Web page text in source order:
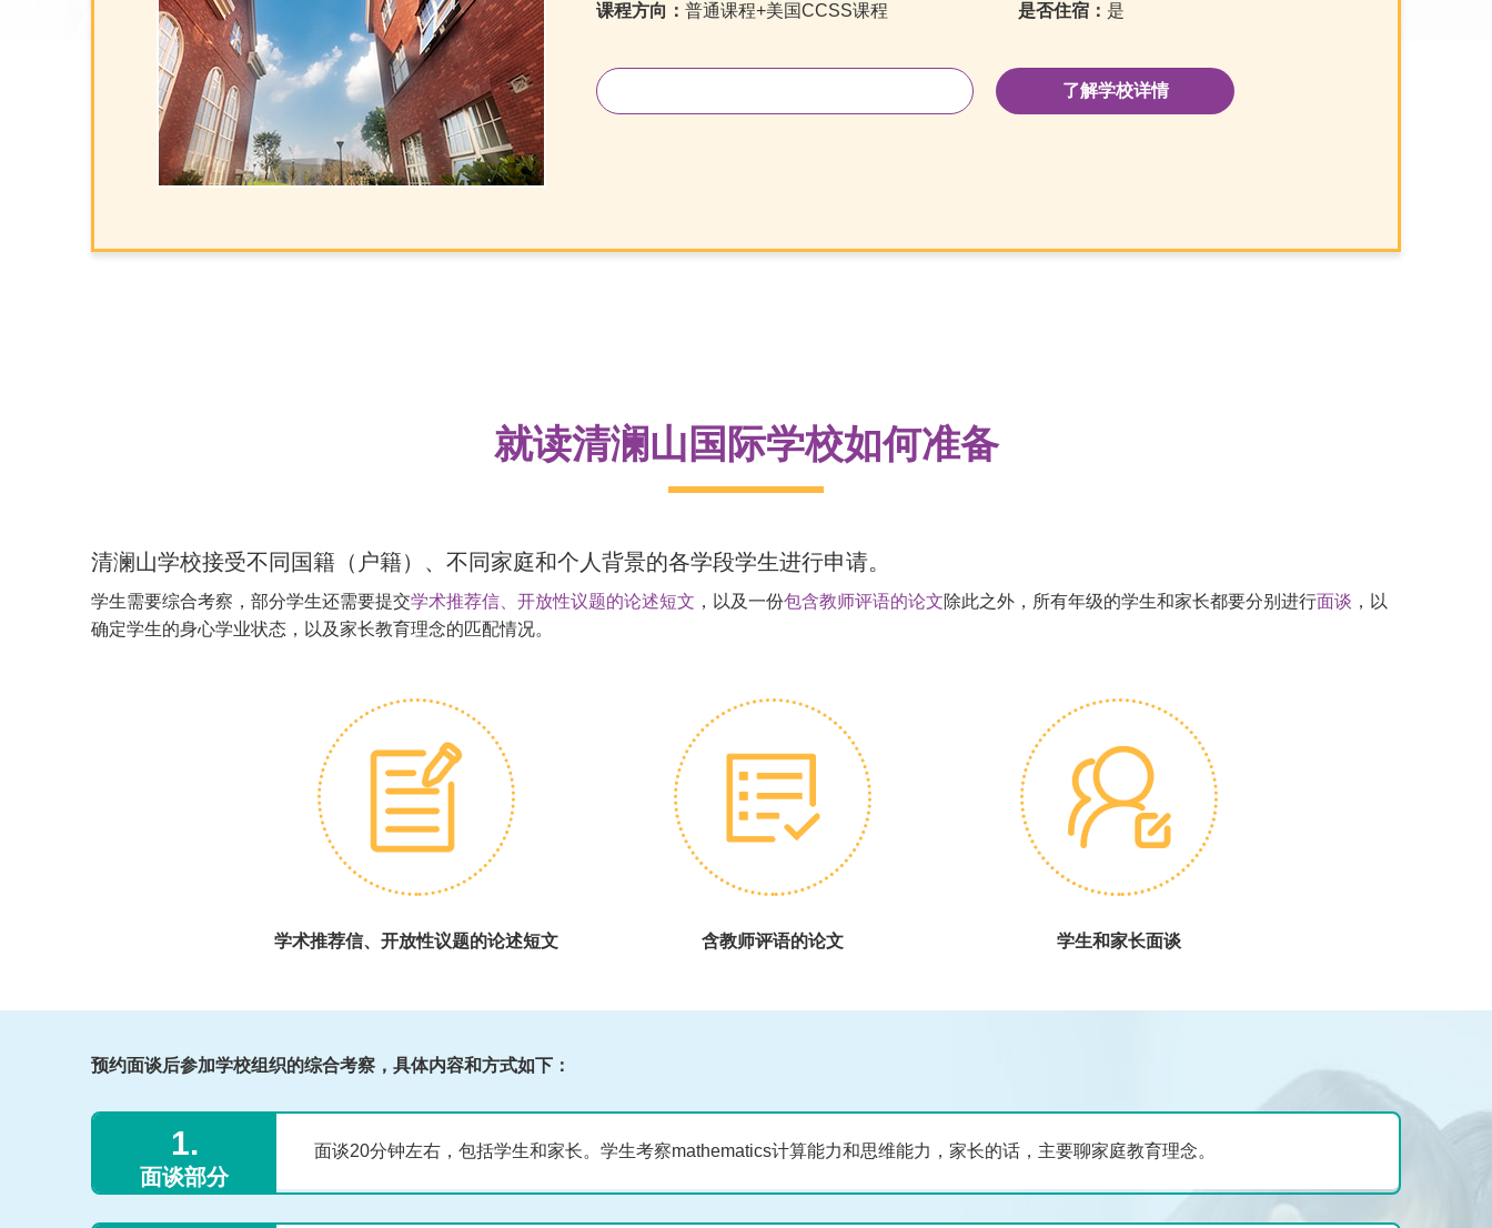
课程方向： 普通课程+美国CCSS课程
是否住宿： 是
了解学校详情
就读清澜山国际学校如何准备
清澜山学校接受不同国籍（户籍）、不同家庭和个人背景的各学段学生进行申请。
学生需要综合考察，部分学生还需要提交学术推荐信、开放性议题的论述短文 ，以及一份包含教师评语的论文除此之外，所有年级的学生和家长都要分别进行面谈 ，以
确定学生的身心学业状态，以及家长教育理念的匹配情况。
学术推荐信、开放性议题的论述短文 含教师评语的论文 学生和家长面谈
预约面谈后参加学校组织的综合考察，具体内容和方式如下：
1.
面谈部分
面谈20分钟左右，包括学生和家长。学生考察mathematics计算能力和思维能力，家长的话，主要聊家庭教育理念。